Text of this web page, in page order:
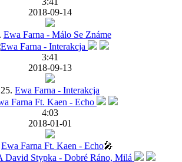
2018-09-14
Ewa Farna - Málo Se Známe
3:41
2018-09-13
25. Ewa Farna - Interakcja
4:03
2018-01-01
Ewa Farna Ft. Kaen - Echo🎤